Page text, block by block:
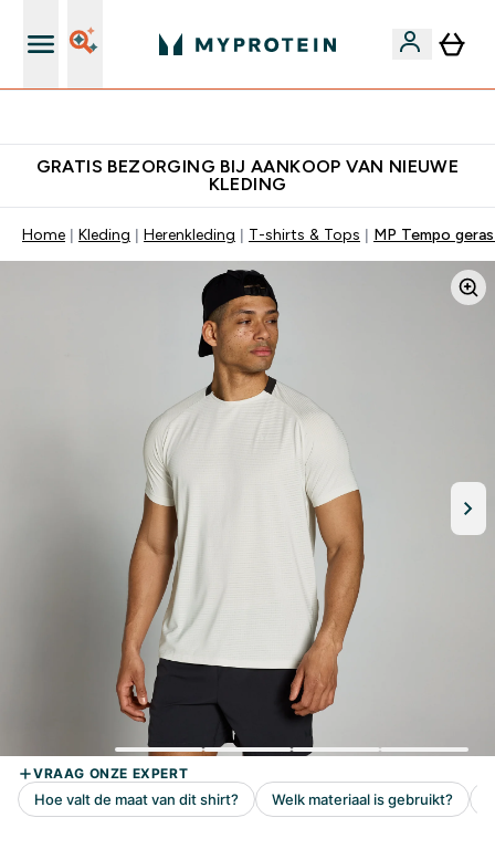
GRATIS BEZORGING BIJ AANKOOP VAN NIEUWE
KLEDING
Home Kleding Herenkleding T-shirts & Tops MP Tempo